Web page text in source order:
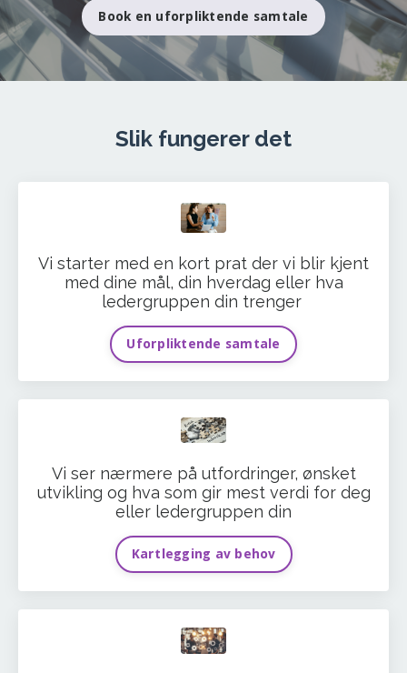
Book en uforpliktende samtale
Slik fungerer det
Vi starter med en kort prat der vi blir kjent
med dine mål, din hverdag eller hva
ledergruppen din trenger
Uforpliktende samtale
Vi ser nærmere på utfordringer, ønsket
utvikling og hva som gir mest verdi for deg
eller ledergruppen din
Kartlegging av behov